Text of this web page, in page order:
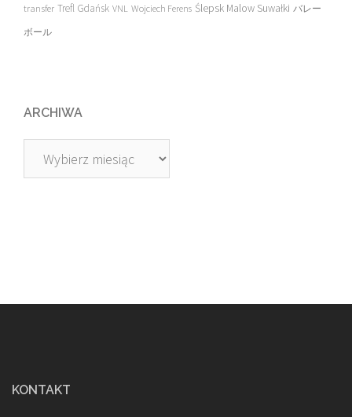
transfer Trefl Gdańsk VNL Wojciech Ferens Ślepsk Malow Suwałki バレー
ボール
ARCHIWA
Archiwa
KONTAKT